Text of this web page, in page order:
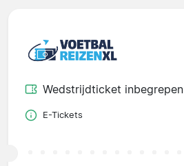
Wedstrijdticket inbegrepen
E-Tickets